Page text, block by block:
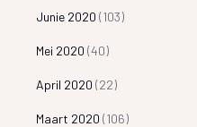
Junie 2020 (103)
Mei 2020 (40)
April 2020 (22)
Maart 2020 (106)